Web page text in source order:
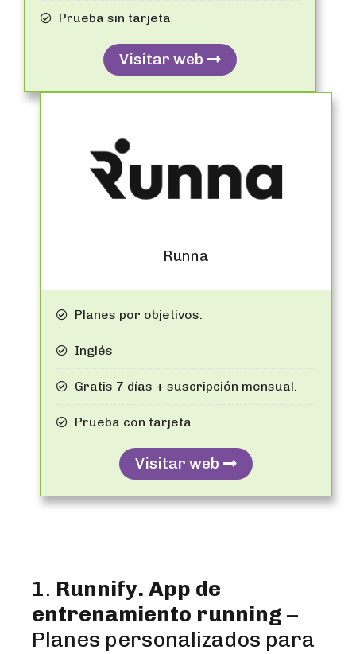
Prueba sin tarjeta
Visitar web
Runna
Planes por objetivos.
Inglés
Gratis 7 días + suscripción mensual.
Prueba con tarjeta
Visitar web
1. Runnify. App de
entrenamiento running –
Planes personalizados para